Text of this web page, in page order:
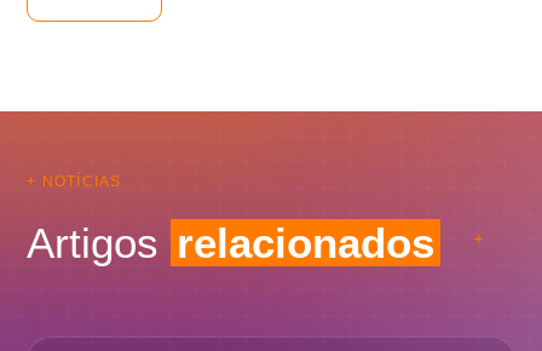
+ NOTÍCIAS
Artigos relacionados